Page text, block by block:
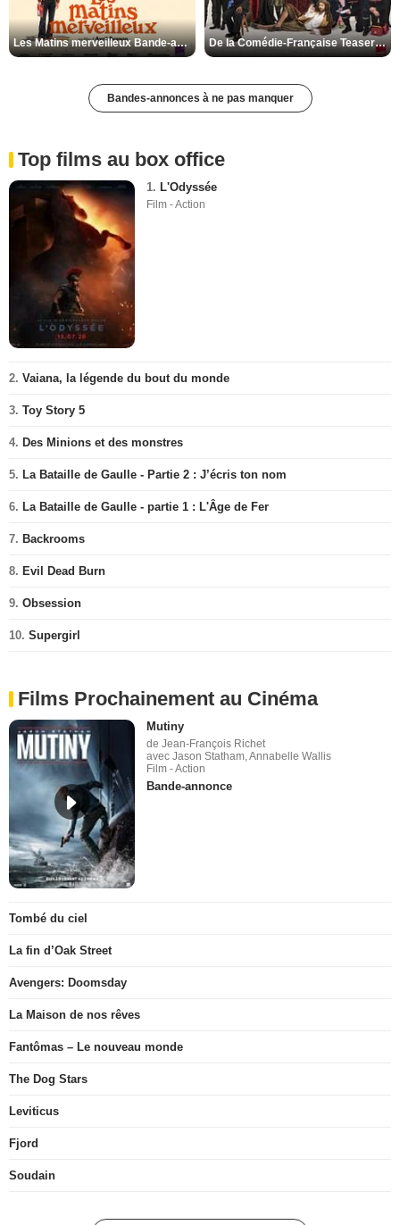
Les Matins merveilleux Bande-annonce VF De la Comédie-Française Teaser VF
Bandes-annonces à ne pas manquer
Top films au box office
1. L'Odyssée
Film - Action
2. Vaiana, la légende du bout du monde
3. Toy Story 5
4. Des Minions et des monstres
5. La Bataille de Gaulle - Partie 2 : J’écris ton nom
6. La Bataille de Gaulle - partie 1 : L'Âge de Fer
7. Backrooms
8. Evil Dead Burn
9. Obsession
10. Supergirl
Films Prochainement au Cinéma
Mutiny
de Jean-François Richet
avec Jason Statham, Annabelle Wallis
Film - Action
Bande-annonce
Tombé du ciel
La fin d’Oak Street
Avengers: Doomsday
La Maison de nos rêves
Fantômas – Le nouveau monde
The Dog Stars
Leviticus
Fjord
Soudain